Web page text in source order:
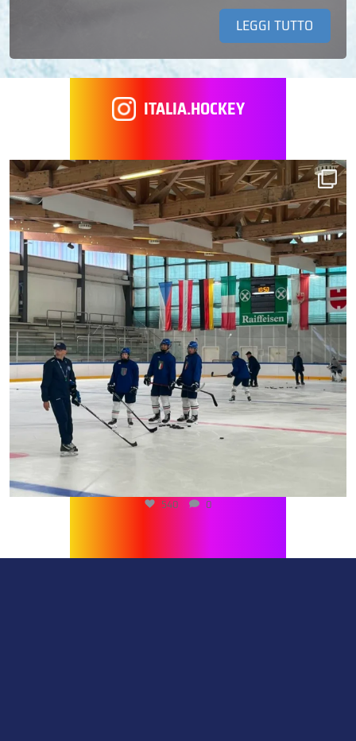
LEGGI TUTTO
ITALIA.HOCKEY
540 0